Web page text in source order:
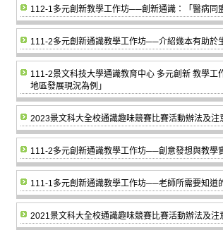
112-1多元創新教學工作坊──創新通識：「醫病同
111-2多元創新通識教學工作坊──介紹幾本有助於
111-2景文科技大學通識教育中心 多元創新 教學
地區發展現況為例」
2023景文科大全校通識趣味競賽比賽活動辦法及注
111-2多元創新通識教學工作坊──創意發想與教學
111-1多元創新通識教學工作坊──老師所需要知道
2021景文科大全校通識趣味競賽比賽活動辦法及注